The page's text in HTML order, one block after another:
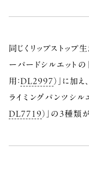
同じくリップストップ
ーパードシルエットの
用：DL2997 ）」に加
ライミングパンツシル
DL7719）」の3種類が